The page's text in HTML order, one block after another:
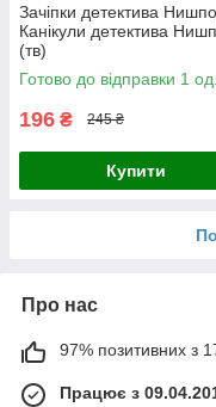
Зачіпки детектива
Канікули детектива
(тв)
Готово до відправки 1 од.
196 ₴ 245 ₴
Купити
Про нас
97% позитивних з
Працює з